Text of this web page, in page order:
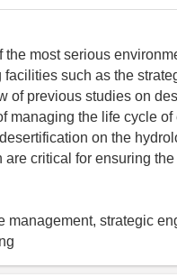
the most serious
facilities such as the
of previous studies on
managing the life cycle
on the
critical for ensuring
management, strategic